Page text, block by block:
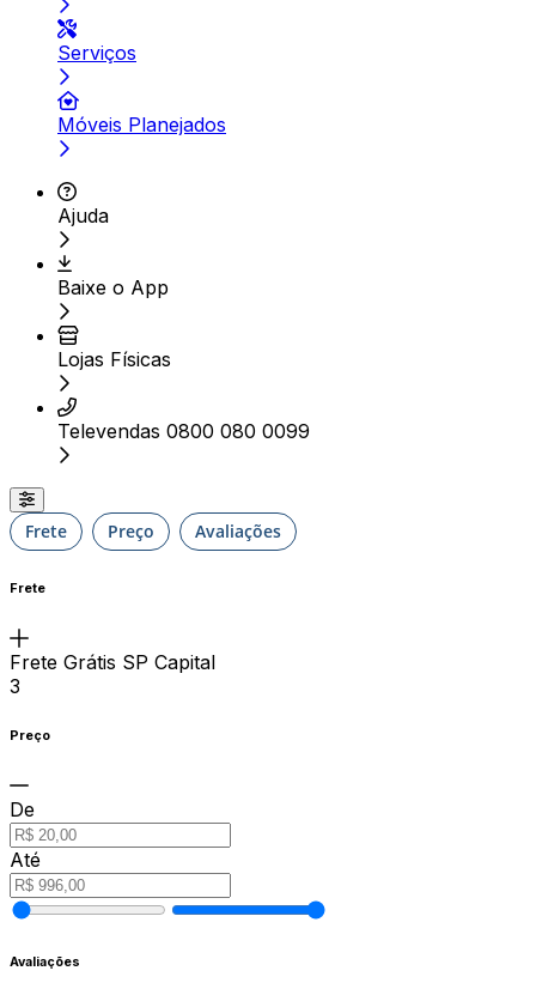
Serviços
Móveis Planejados
Ajuda
Baixe o App
Lojas Físicas
Televendas 0800 080 0099
Frete Preço Avaliações
Frete
Frete Grátis SP Capital
3
Preço
De
Até
Avaliações